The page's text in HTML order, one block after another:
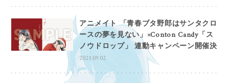
アニメイト 「青春ブタ野郎はサンタクロ
ースの夢を見ない」×Conton Candy「ス
ノウドロップ」 連動キャンペーン開催決
定！
2025.09.02